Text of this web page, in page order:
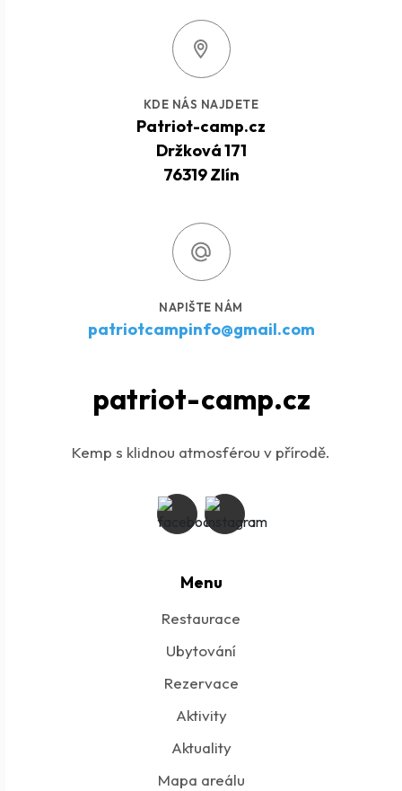
KDE NÁS NAJDETE
Patriot-camp.cz
Držková 171
76319 Zlín
NAPIŠTE NÁM
patriotcampinfo@gmail.com
patriot-camp.cz
Kemp s klidnou atmosférou v přírodě.
Menu
Restaurace
Ubytování
Rezervace
Aktivity
Aktuality
Mapa areálu